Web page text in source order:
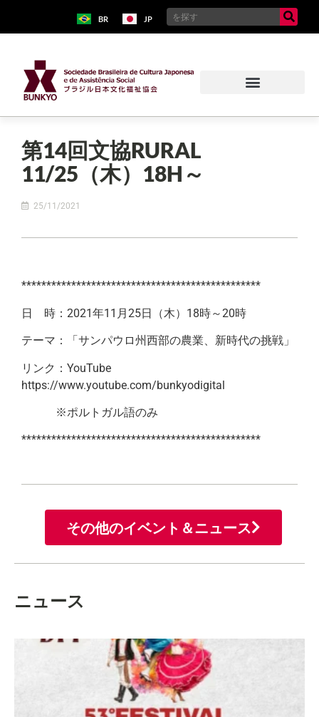
BR JP
第14回文協RURAL
11/25（木）18H～
25/11/2021
************************************************
日 時：2021年11月25日（木）18時～20時
テーマ：「サンパウロ州西部の農業、新時代の挑戦」
リンク：YouTube
https://www.youtube.com/bunkyodigital
※ポルトガル語のみ
************************************************
その他のイベント＆ニュース
ニュース